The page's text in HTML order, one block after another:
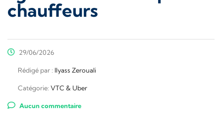
chauffeurs
29/06/2026
Rédigé par : Ilyass Zerouali
Catégorie: VTC & Uber
Aucun commentaire